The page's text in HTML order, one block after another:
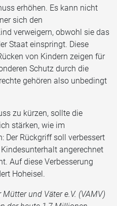
erhöhen. Es kann nicht
sich den
verweigern, obwohl sie das
Staat einspringt. Diese
von Kindern zeigen für
Schutz durch die
gehören also unbedingt
zu kürzen, sollte die
stärken, wie im
Der Rückgriff soll verbessert
angerechnet
Auf diese Verbesserung
Hoheisel.
und Väter e.V. (VAMV)